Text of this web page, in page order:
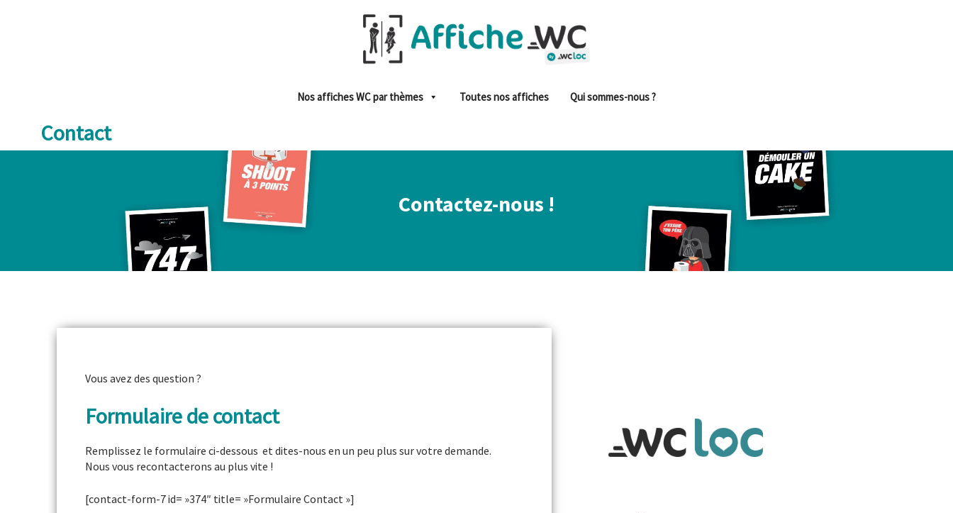
Nos affiches WC par thèmes Toutes nos affiches Qui sommes-nous ?
Contact
Contactez-nous !
Vous avez des question ?
Formulaire de contact
Remplissez le formulaire ci-dessous et dites-nous en un peu plus sur votre demande.
Nous vous recontacterons au plus vite !
[contact-form-7 id= »374″ title= »Formulaire Contact »]